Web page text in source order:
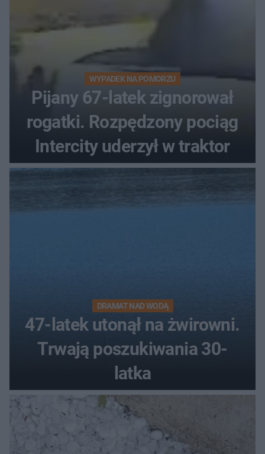
WYPADEK NA POMORZU
Pijany 67-latek zignorował
rogatki. Rozpędzony pociąg
Intercity uderzył w traktor
DRAMAT NAD WODĄ
47-latek utonął na żwirowni.
Trwają poszukiwania 30-
latka